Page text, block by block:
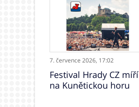
7. července 2026, 17:02
Festival Hrady CZ míří
na Kunětickou horu